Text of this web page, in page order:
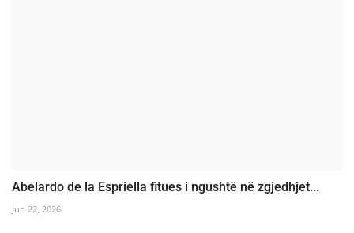
Abelardo de la Espriella fitues i ngushtë në zgjedhjet...
Jun 22, 2026